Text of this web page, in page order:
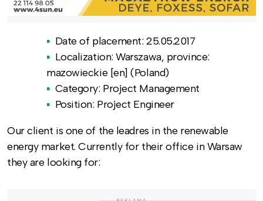
Date of placement: 25.05.2017
Localization: Warszawa, province:
mazowieckie [en] (Poland)
Category: Project Management
Position: Project Engineer
Our client is one of the leadres in the renewable
energy market. Currently for their office in Warsaw
they are looking for: